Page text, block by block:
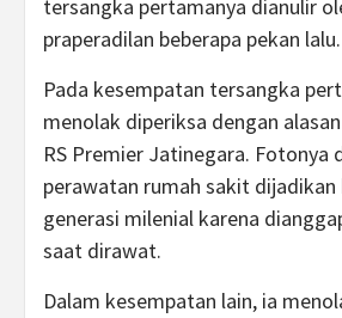
tersangka pertamanya dianulir
praperadilan beberapa pekan lalu.
Pada kesempatan tersangka
menolak diperiksa dengan
RS Premier Jatinegara. Fotonya
perawatan rumah sakit dijadikan
generasi milenial karena
saat dirawat.
Dalam kesempatan lain, ia